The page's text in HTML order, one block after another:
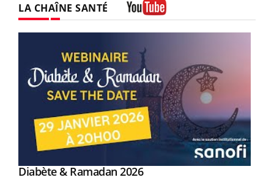
LA CHAÎNE SANTÉ
Youtube
Diabète & Ramadan 2026Youtube